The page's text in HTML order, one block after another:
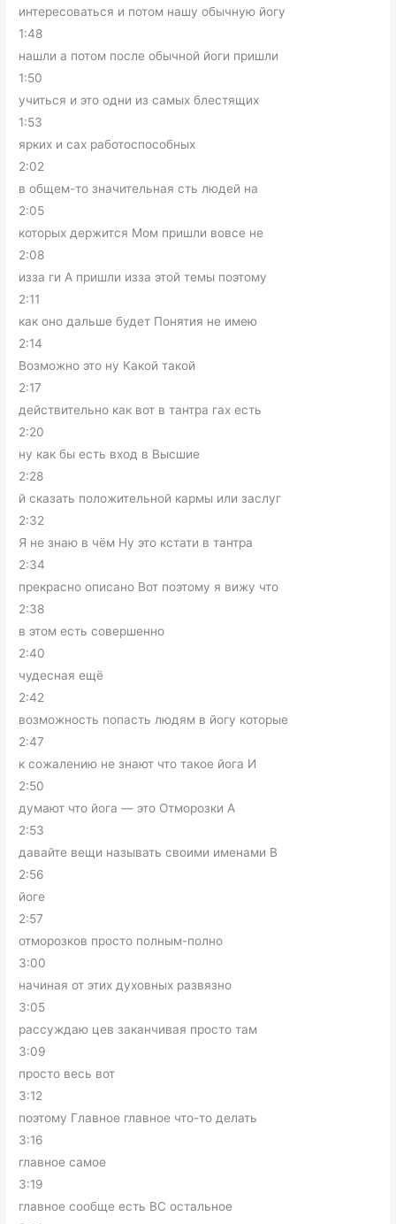
интересоваться и потом нашу обычную йогу
1:48
нашли а потом после обычной йоги пришли
1:50
учиться и это одни из самых блестящих
1:53
ярких и сах работоспособных
2:02
в общем-то значительная сть людей на
2:05
которых держится Мом пришли вовсе не
2:08
изза ги А пришли изза этой темы поэтому
2:11
как оно дальше будет Понятия не имею
2:14
Возможно это ну Какой такой
2:17
действительно как вот в тантра гах есть
2:20
ну как бы есть вход в Высшие
2:28
й сказать положительной кармы или заслуг
2:32
Я не знаю в чём Ну это кстати в тантра
2:34
прекрасно описано Вот поэтому я вижу что
2:38
в этом есть совершенно
2:40
чудесная ещё
2:42
возможность попасть людям в йогу которые
2:47
к сожалению не знают что такое йога И
2:50
думают что йога — это Отморозки А
2:53
давайте вещи называть своими именами В
2:56
йоге
2:57
отморозков просто полным-полно
3:00
начиная от этих духовных развязно
3:05
рассуждаю цев заканчивая просто там
3:09
просто весь вот
3:12
поэтому Главное главное что-то делать
3:16
главное самое
3:19
главное сообще есть ВС остальное